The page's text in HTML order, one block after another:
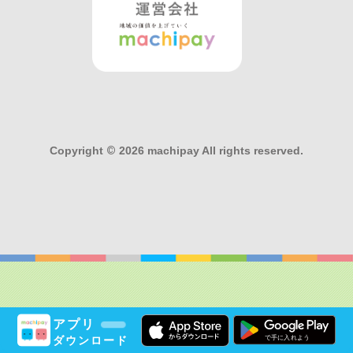
アプリ
ダウンロード
Copyright © 2026 machipay All rights reserved.